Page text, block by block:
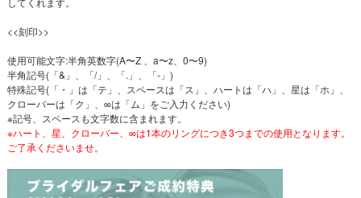
<<刻印>>
使用可能文字:半角英数字(A〜Z 、a〜z、0〜9)
半角記号(「&」、「/」、「.」、「-」)
特殊記号(「・」は「テ」、スペースは「ス」、ハートは「ハ」、星は「ホ」、
クローバーは「ク」、∞は「ム」をご入力ください)
※記号、スペースも文字数に含まれます。
※ハート、星、クローバー、∞は1本のリングにつき3つまでの使用となります。
ご了承くださいませ。